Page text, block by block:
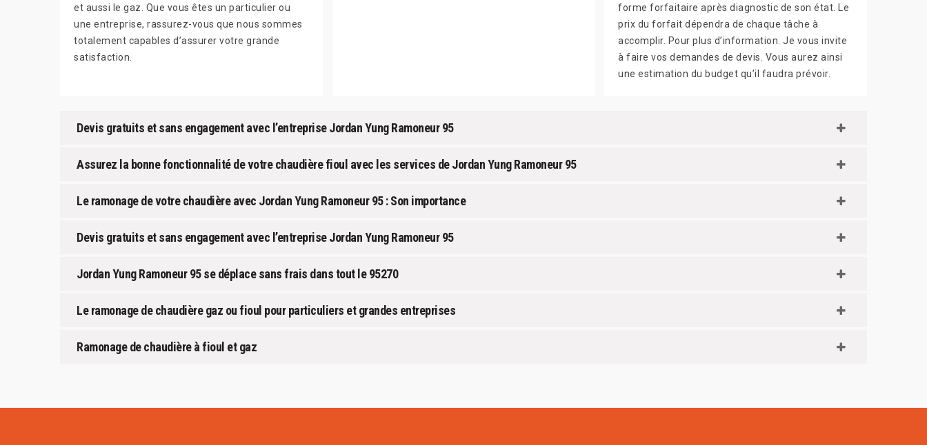
et aussi le gaz. Que vous êtes un particulier ou
une entreprise, rassurez-vous que nous sommes
totalement capables d’assurer votre grande
satisfaction.
forme forfaitaire après diagnostic de son état. Le
prix du forfait dépendra de chaque tâche à
accomplir. Pour plus d’information. Je vous invite
à faire vos demandes de devis. Vous aurez ainsi
une estimation du budget qu’il faudra prévoir.
Devis gratuits et sans engagement avec l’entreprise Jordan Yung Ramoneur 95
Assurez la bonne fonctionnalité de votre chaudière fioul avec les services de Jordan Yung Ramoneur 95
Le ramonage de votre chaudière avec Jordan Yung Ramoneur 95 : Son importance
Devis gratuits et sans engagement avec l’entreprise Jordan Yung Ramoneur 95
Jordan Yung Ramoneur 95 se déplace sans frais dans tout le 95270
Le ramonage de chaudière gaz ou fioul pour particuliers et grandes entreprises
Ramonage de chaudière à fioul et gaz